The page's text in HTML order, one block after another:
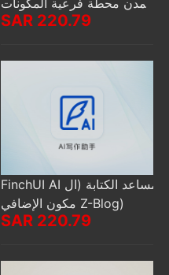
في ، مجموعة من المواقع لت
عية ، المحلية كلمة المرور ط
SAR 220.79
FinchUI AI مساعد الكتابة (ال
مكون الإضافي Z-Blog)
SAR 220.79